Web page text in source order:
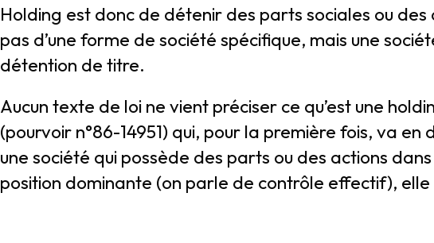
Holding est donc de détenir des parts sociales ou des
pas d’une forme de société spécifique, mais une
détention de titre.
Aucun texte de loi ne vient préciser ce qu’est une
(pourvoir n°86-14951) qui, pour la première fois, va
une société qui possède des parts ou des actions
position dominante (on parle de contrôle effectif),